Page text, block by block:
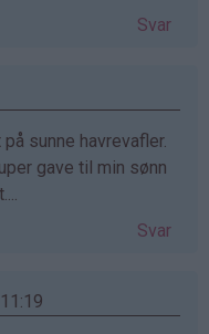
Svar
sunne havrevafler.
gave til min sønn
Svar